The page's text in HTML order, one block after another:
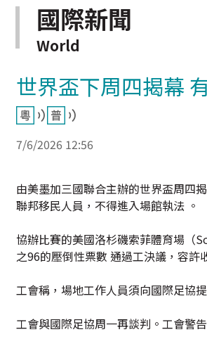
國際新聞
World
世界盃下周四揭幕
7/6/2026 12:56
由美墨加三國聯合主辦的世界盃周四
聯邦移民人員，不得進入場館執法 。
協辦比賽的美國洛杉磯索菲體育場（
之96的壓倒性票數 通過工決議，容許
工會稱，場地工作人員須向國際足協
工會與國際足協周一再談判。工會警